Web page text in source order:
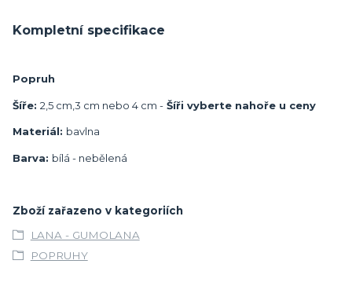
Kompletní specifikace
Popruh
Šíře: 2,5 cm, 3 cm nebo 4 cm - Šíři vyberte nahoře u ceny
Materiál: bavlna
Barva: bílá - nebělená
Zboží zařazeno v kategoriích
LANA - GUMOLANA
POPRUHY